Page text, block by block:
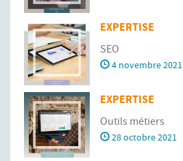
EXPERTISE
SEO
4 novembre 2021
EXPERTISE
Outils métiers
28 octobre 2021